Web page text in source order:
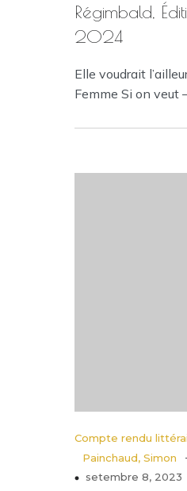
Régimbald,
2024
Elle voudrait
Femme Si on
Compte rendu
Painchaud, Simon
setembre 8, 2023